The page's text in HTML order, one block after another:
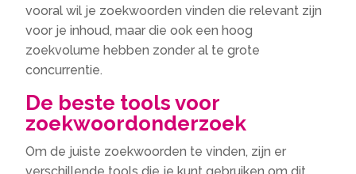
vooral wil je zoekwoorden vinden die relevant zijn
voor je inhoud, maar die ook een hoog
zoekvolume hebben zonder al te grote
concurrentie.​
De beste tools voor
zoekwoordonderzoek
Om de juiste zoekwoorden te vinden, zijn er